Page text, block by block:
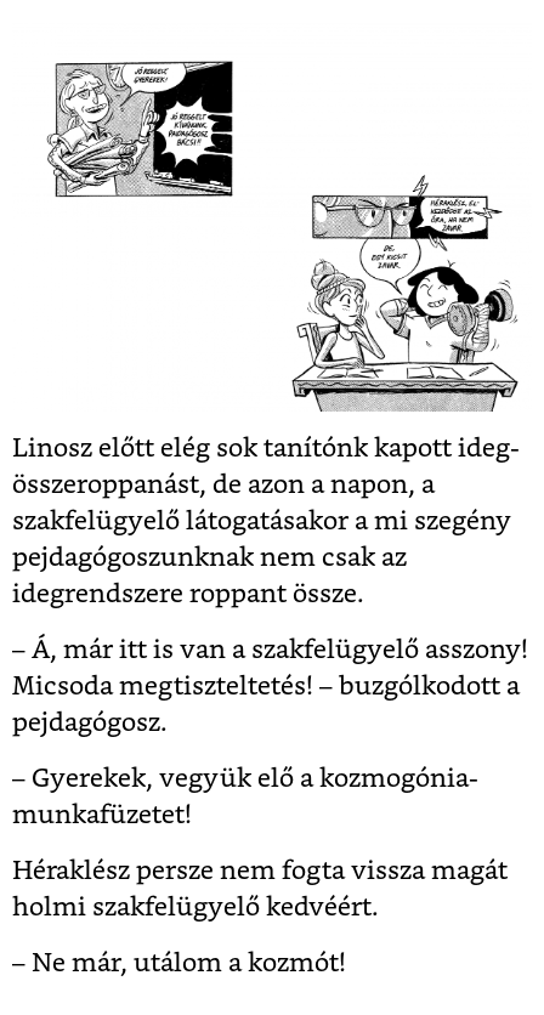
Linosz előtt elég sok tanítónk kapott ideg-
összeroppanást, de azon a napon, a
szakfelügyelő látogatásakor a mi szegény
pejdagógoszunknak nem csak az
idegrendszere roppant össze.
– Á, már itt is van a szakfelügyelő asszony!
Micsoda megtiszteltetés! – buzgólkodott a
pejdagógosz.
– Gyerekek, vegyük elő a kozmogónia-
munkafüzetet!
Héraklész persze nem fogta vissza magát
holmi szakfelügyelő kedvéért.
– Ne már, utálom a kozmót!